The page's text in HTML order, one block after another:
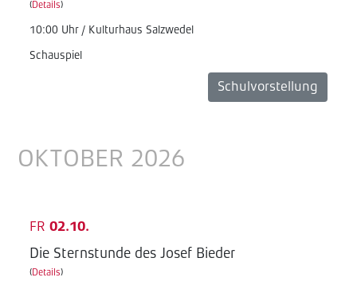
(Details)
10:00 Uhr / Kulturhaus Salzwedel
Schauspiel
Schulvorstellung
OKTOBER 2026
FR 02.10.
Die Sternstunde des Josef Bieder
(Details)